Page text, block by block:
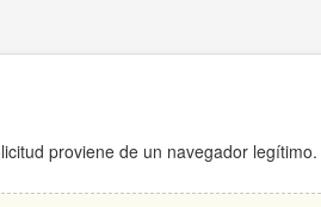
proviene de un navegador legítimo.